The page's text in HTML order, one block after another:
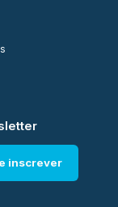
inscrever